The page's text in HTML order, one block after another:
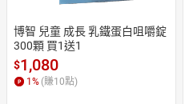
博智 兒童 成長 乳鐵蛋白咀嚼錠
300顆 買1送1
$1,080
1% (賺10點)